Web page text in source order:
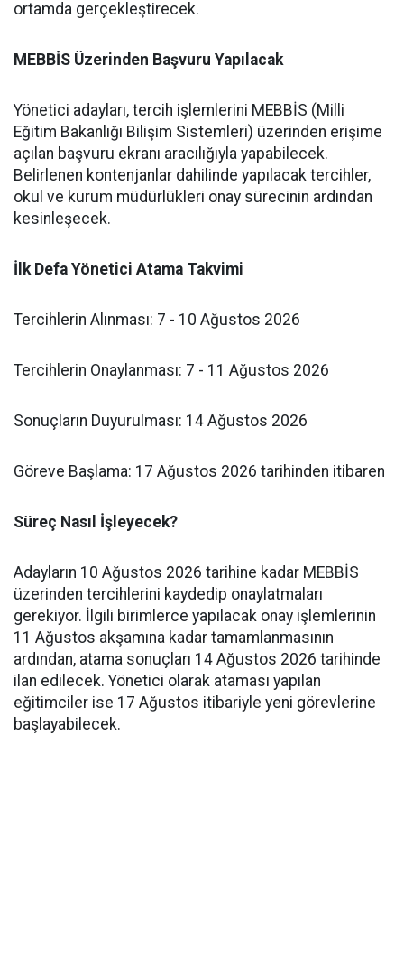
ortamda gerçekleştirecek.
MEBBİS Üzerinden Başvuru Yapılacak
​Yönetici adayları, tercih işlemlerini MEBBİS (Milli
Eğitim Bakanlığı Bilişim Sistemleri) üzerinden erişime
açılan başvuru ekranı aracılığıyla yapabilecek.
Belirlenen kontenjanlar dahilinde yapılacak tercihler,
okul ve kurum müdürlükleri onay sürecinin ardından
kesinleşecek.
​İlk Defa Yönetici Atama Takvimi
​Tercihlerin Alınması: 7 - 10 Ağustos 2026
​Tercihlerin Onaylanması: 7 - 11 Ağustos 2026
​Sonuçların Duyurulması: 14 Ağustos 2026
​Göreve Başlama: 17 Ağustos 2026 tarihinden itibaren
​Süreç Nasıl İşleyecek?
​Adayların 10 Ağustos 2026 tarihine kadar MEBBİS
üzerinden tercihlerini kaydedip onaylatmaları
gerekiyor. İlgili birimlerce yapılacak onay işlemlerinin
11 Ağustos akşamına kadar tamamlanmasının
ardından, atama sonuçları 14 Ağustos 2026 tarihinde
ilan edilecek. Yönetici olarak ataması yapılan
eğitimciler ise 17 Ağustos itibariyle yeni görevlerine
başlayabilecek.